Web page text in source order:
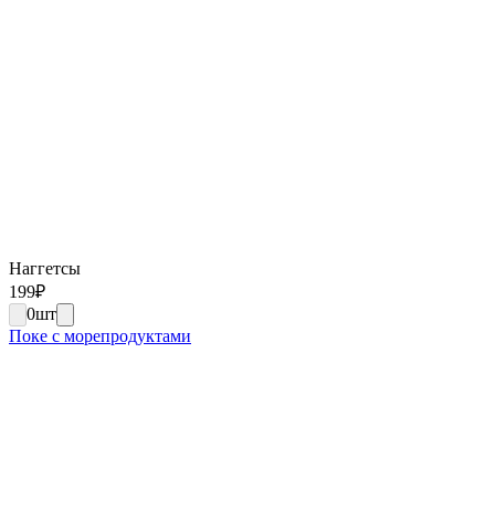
Наггетсы
199₽
0шт
Поке с морепродуктами